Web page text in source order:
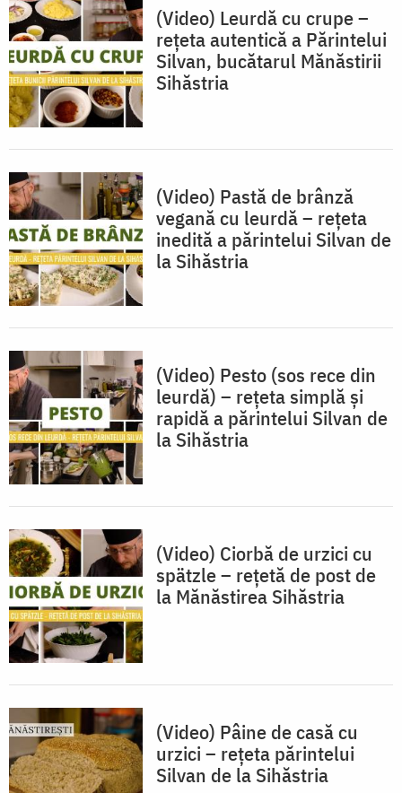
(Video) Leurdă cu crupe –
rețeta autentică a Părintelui
Silvan, bucătarul Mănăstirii
Sihăstria
(Video) Pastă de brânză
vegană cu leurdă – rețeta
inedită a părintelui Silvan de
la Sihăstria
(Video) Pesto (sos rece din
leurdă) – rețeta simplă și
rapidă a părintelui Silvan de
la Sihăstria
(Video) Ciorbă de urzici cu
spätzle – rețetă de post de
la Mănăstirea Sihăstria
(Video) Pâine de casă cu
urzici – rețeta părintelui
Silvan de la Sihăstria